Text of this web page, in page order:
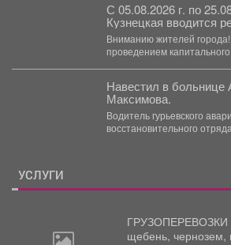
С 05.08.2026 г. по
Кузнецкая вводится
движения для
Вниманию жителей города! В связи с
проведением
Навестил в больнице
Максимова.
Водитель гурьевского
восстановительного
УСЛУГИ
ГРУЗОПЕРЕВОЗКИ
щебень, чернозем,